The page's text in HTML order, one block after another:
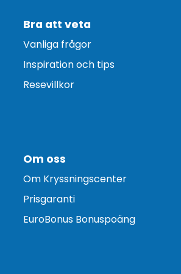
Bra att veta
Vanliga frågor
Inspiration och tips
Resevillkor
Om oss
Om Kryssningscenter
Prisgaranti
EuroBonus Bonuspoäng